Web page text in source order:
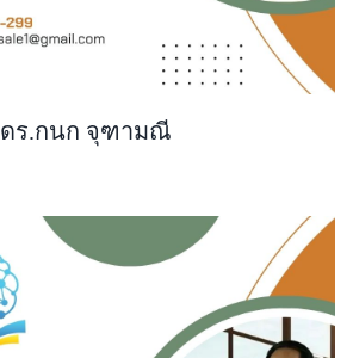
ดร.กนก จุฑามณี